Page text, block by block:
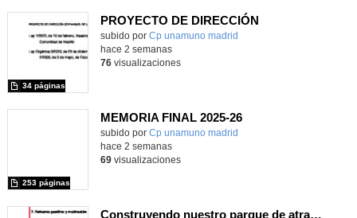
PROYECTO DE DIRECCIÓN
Contenido educativo.
subido por Cp unamuno madrid
34 páginas
hace 2 semanas
76visualizaciones
MEMORIA FINAL 2025-26
Contenido educativo.
subido por Cp unamuno madrid
253 páginas
hace 2 semanas
69visualizaciones
Construyendo nuestro parque de atracciones